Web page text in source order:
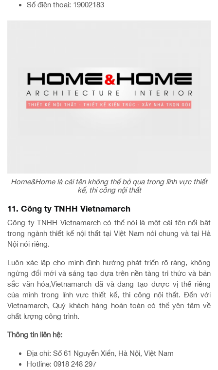
Số điện thoại: 19002183
Home&Home là cái tên không thể bỏ qua trong lĩnh vực thiết
kế, thi công nội thất
11. Công ty TNHH Vietnamarch
Công ty TNHH Vietnamarch có thể nói là một cái tên nổi bật
trong ngành thiết kế nội thất tại Việt Nam nói chung và tại Hà
Nội nói riêng.
Luôn xác lập cho mình định hướng phát triển rõ ràng, không
ngừng đổi mới và sáng tạo dựa trên nền tàng tri thức và bản
sắc văn hóa,Vietnamarch đã và đang tạo được vị thế riêng
của mình trong lĩnh vực thiết kế, thi công nội thất. Đến với
Vietnamarch, Quý khách hàng hoàn toàn có thể yên tâm về
chất lượng công trình.
Thông tin liên hệ:
Địa chỉ: Số 61 Nguyễn Xiển, Hà Nội, Việt Nam
Hotline: 0918 248 297